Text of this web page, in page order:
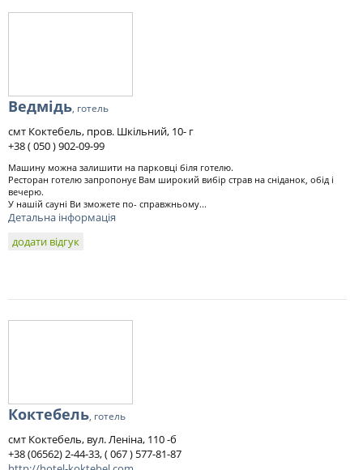
Ведмідь, готель
смт Коктебель, пров. Шкільний, 10- г
+38 ( 050 ) 902-09-99
Машину можна залишити на парковці біля готелю.
Ресторан готелю запропонує Вам широкий вибір страв на сніданок, обід і
вечерю.
У нашій сауні Ви зможете по- справжньому...
Детальна інформація
додати відгук
Коктебель, готель
смт Коктебель, вул. Леніна, 110 -б
+38 (06562) 2-44-33, ( 067 ) 577-81-87